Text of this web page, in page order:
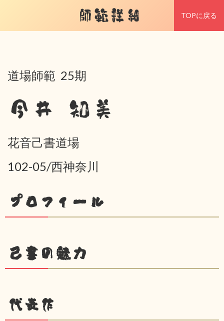
師範詳細 TOPに戻る
道場師範 25期
今井 知美
花音己書道場
102-05/西神奈川
プロフィール
己書の魅力
代表作